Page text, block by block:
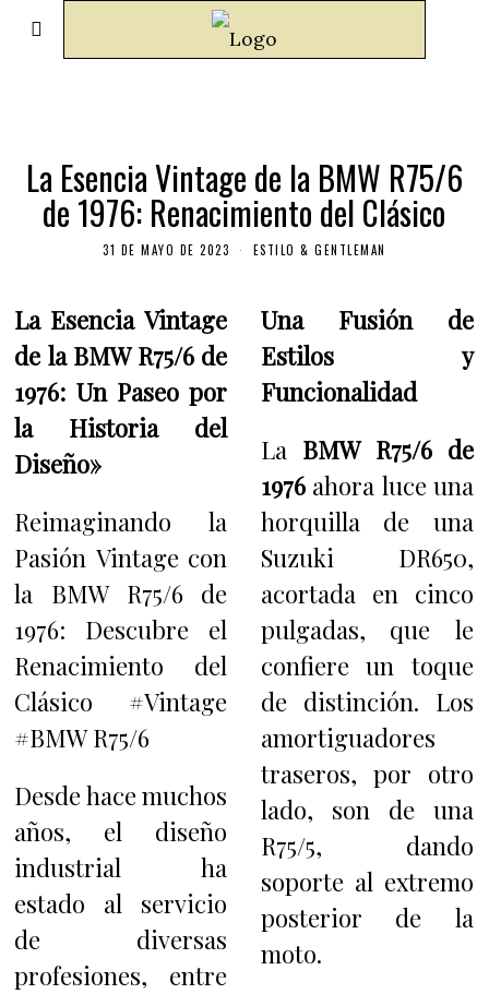
La Esencia Vintage de la BMW R75/6
de 1976: Renacimiento del Clásico
31 DE MAYO DE 2023 ESTILO & GENTLEMAN
La Esencia Vintage
de la BMW R75/6 de
1976: Un Paseo por
la Historia del
Diseño»
Reimaginando la
Pasión Vintage con
la BMW R75/6 de
1976: Descubre el
Renacimiento del
Clásico #Vintage
#BMW R75/6
Desde hace muchos
años, el diseño
industrial ha
estado al servicio
de diversas
profesiones, entre
Una Fusión de
Estilos y
Funcionalidad
La BMW R75/6 de
1976ahora luce una
horquilla de una
Suzuki DR650,
acortada en cinco
pulgadas, que le
confiere un toque
de distinción. Los
amortiguadores
traseros, por otro
lado, son de una
R75/5, dando
soporte al extremo
posterior de la
moto.